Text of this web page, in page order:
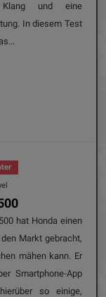
Klang und eine
In diesem Test
hat Honda einen
Markt gebracht,
mähen kann. Er
Smartphone-App
so einige,